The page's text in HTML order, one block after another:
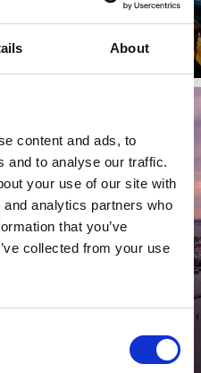
About
content and ads, to
and to analyse our traffic.
your use of our site with
analytics partners who
that you’ve
collected from your use
îles et de la côte